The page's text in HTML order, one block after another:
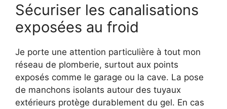
Sécuriser les canalisations
exposées au froid
Je porte une attention particulière à tout mon
réseau de plomberie, surtout aux points
exposés comme le garage ou la cave. La pose
de manchons isolants autour des tuyaux
extérieurs protège durablement du gel. En cas